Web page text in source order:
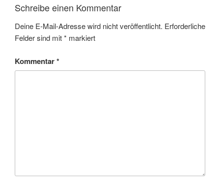
Schreibe einen Kommentar
Deine E-Mail-Adresse wird nicht veröffentlicht. Erforderliche
Felder sind mit* markiert
Kommentar*